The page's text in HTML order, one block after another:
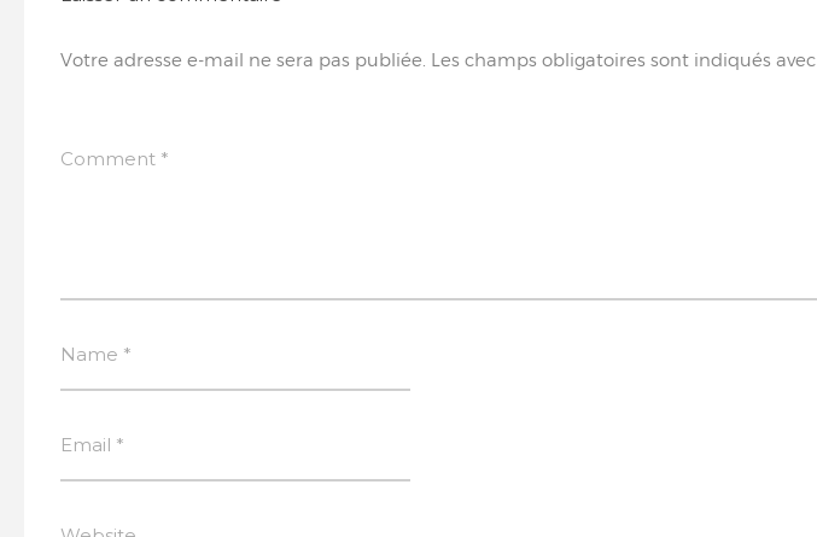
Votre adresse e-mail ne sera pas publiée. Les champs obligatoires sont indiqués avec